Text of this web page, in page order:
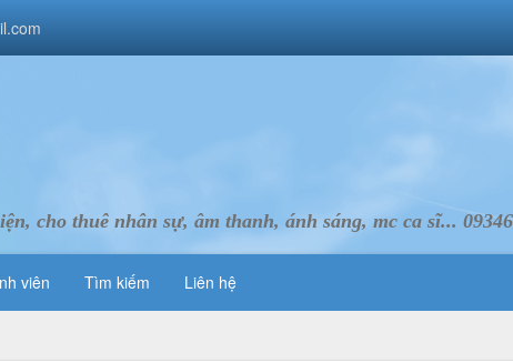
cho thuê nhân sự, âm thanh, ánh sáng, mc ca sĩ...
viên Tìm kiếm Liên hệ